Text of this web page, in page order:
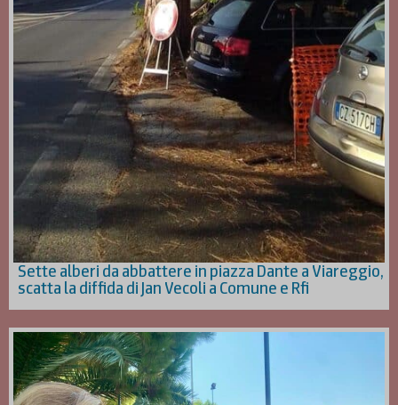
Sette alberi da abbattere in piazza Dante a Viareggio,
scatta la diffida di Jan Vecoli a Comune e Rfi